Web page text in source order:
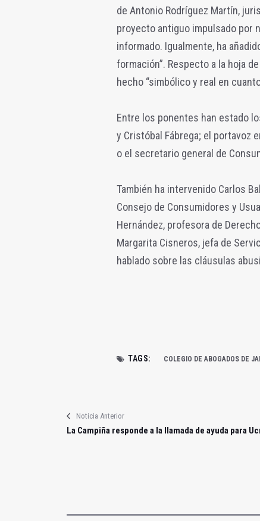
de Antonio Rodríguez Martín,
proyecto antiguo impulsado por
informado. Igualmente, ha
formación”. Respecto a la hoja
hecho “simbólico y real en
Entre los ponentes han estado
y Cristóbal Fábrega; el portavoz
o el secretario general de
También ha intervenido Carlos
Consejo de Consumidores y
Hernández, profesora de
Margarita Cisneros, jefa de
hablado sobre las cláusulas
TAGS: COLEGIO DE ABOGADOS DE
Noticia Anterior
La Campiña responde a la llamada de ayuda para